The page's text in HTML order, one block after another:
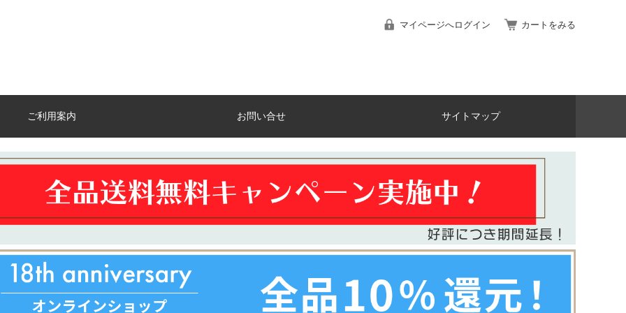
マイページへログイン カートをみる
ご利用案内 お問い合せ サイトマップ